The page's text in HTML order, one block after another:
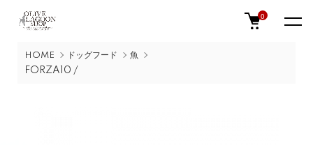
0
HOME ドッグフード 魚
FORZA10 /